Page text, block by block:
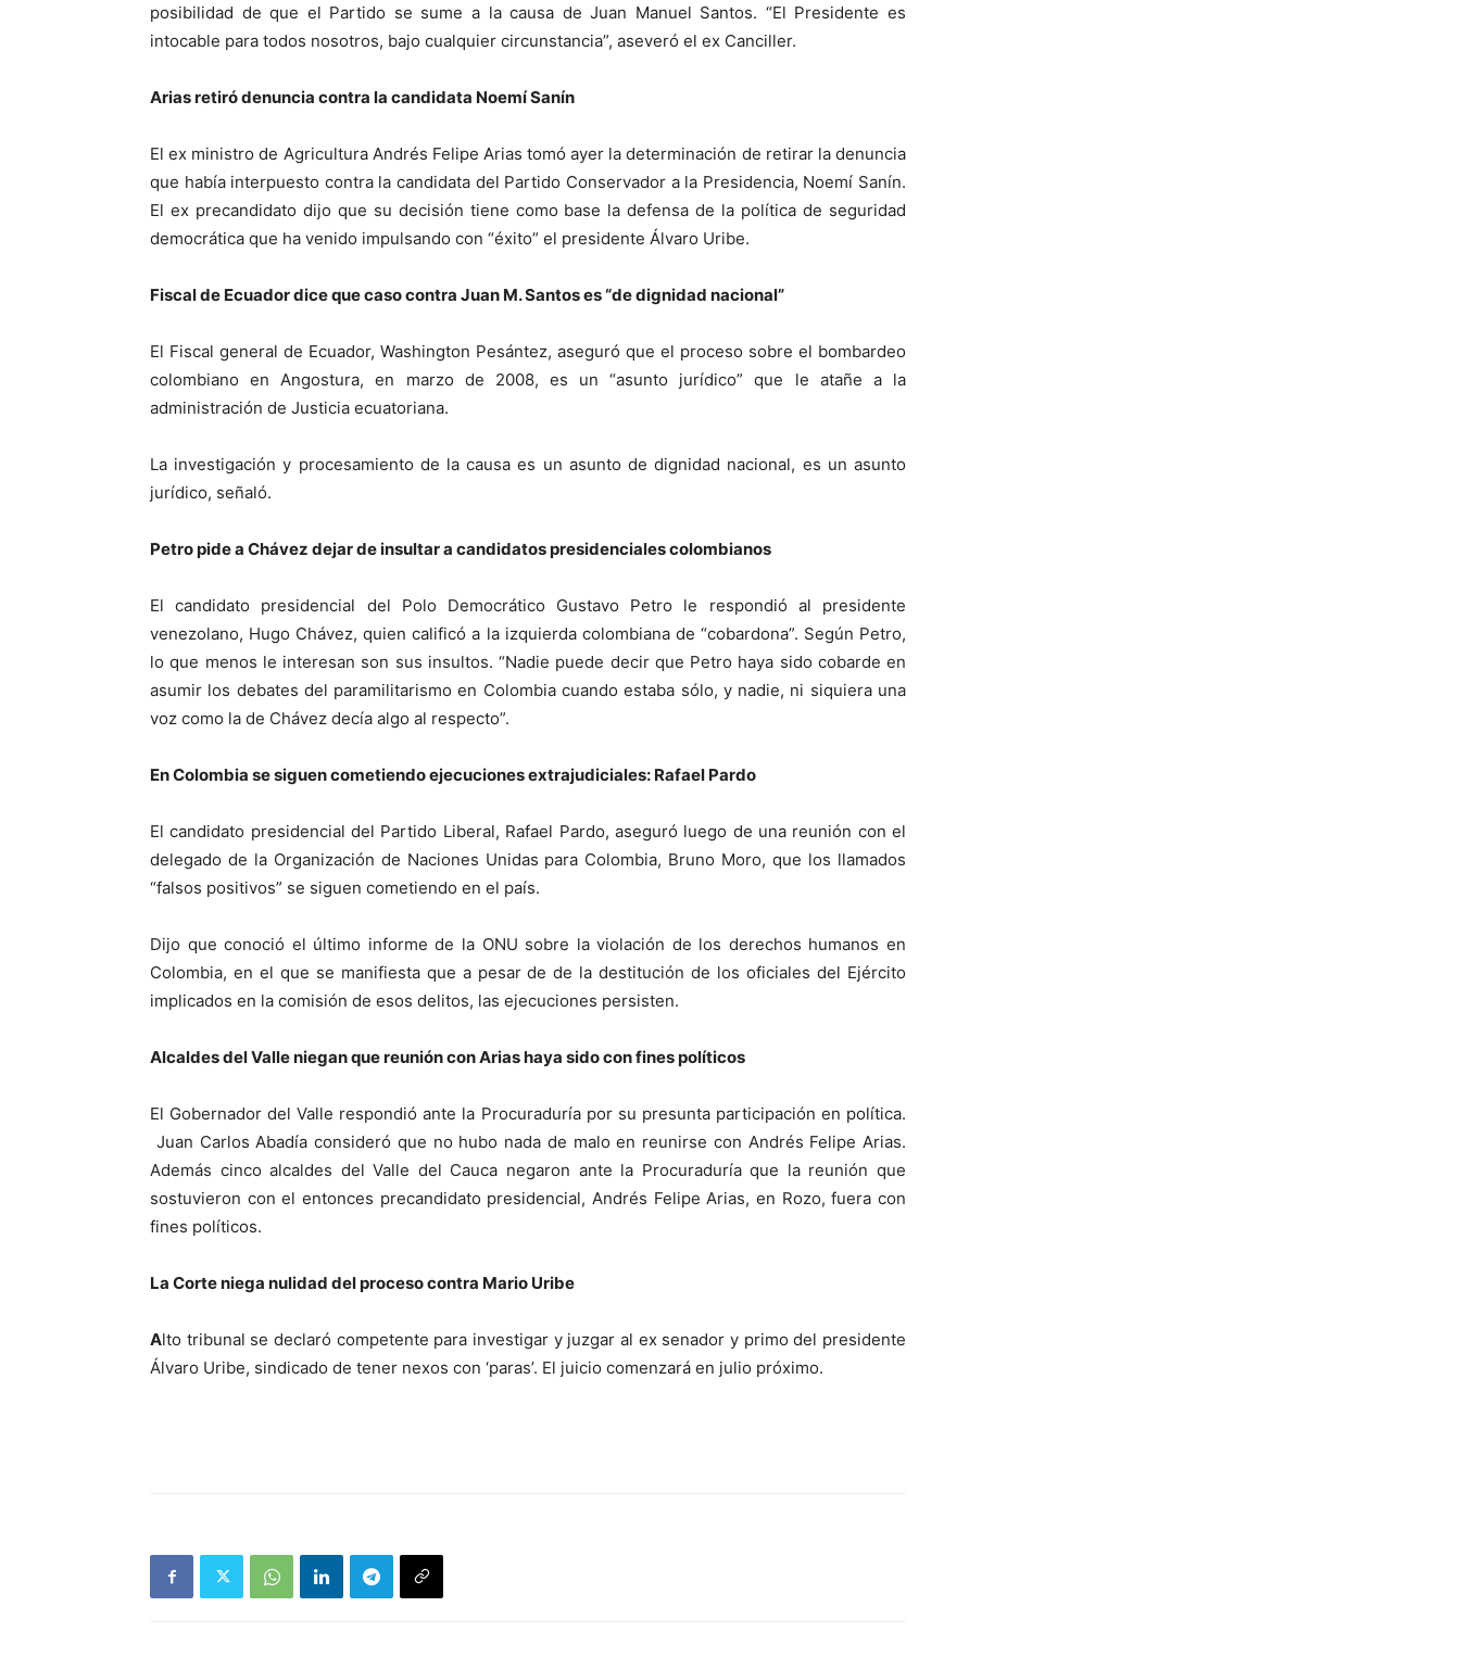
posibilidad de que el Partido se sume a la causa de Juan Manuel Santos. “El Presidente es
intocable para todos nosotros, bajo cualquier circunstancia”, aseveró el ex Canciller.
Arias retiró denuncia contra la candidata Noemí Sanín
El ex ministro de Agricultura Andrés Felipe Arias tomó ayer la determinación de retirar la denuncia
que había interpuesto contra la candidata del Partido Conservador a la Presidencia, Noemí Sanín.
El ex precandidato dijo que su decisión tiene como base la defensa de la política de seguridad
democrática que ha venido impulsando con “éxito” el presidente Álvaro Uribe.
Fiscal de Ecuador dice que caso contra Juan M. Santos es “de dignidad nacional”
El Fiscal general de Ecuador, Washington Pesántez, aseguró que el proceso sobre el bombardeo
colombiano en Angostura, en marzo de 2008, es un “asunto jurídico” que le atañe a la
administración de Justicia ecuatoriana.
La investigación y procesamiento de la causa es un asunto de dignidad nacional, es un asunto
jurídico, señaló.
Petro pide a Chávez dejar de insultar a candidatos presidenciales colombianos
El candidato presidencial del Polo Democrático Gustavo Petro le respondió al presidente
venezolano, Hugo Chávez, quien calificó a la izquierda colombiana de “cobardona”. Según Petro,
lo que menos le interesan son sus insultos. “Nadie puede decir que Petro haya sido cobarde en
asumir los debates del paramilitarismo en Colombia cuando estaba sólo, y nadie, ni siquiera una
voz como la de Chávez decía algo al respecto”.
En Colombia se siguen cometiendo ejecuciones extrajudiciales: Rafael Pardo
El candidato presidencial del Partido Liberal, Rafael Pardo, aseguró luego de una reunión con el
delegado de la Organización de Naciones Unidas para Colombia, Bruno Moro, que los llamados
“falsos positivos” se siguen cometiendo en el país.
Dijo que conoció el último informe de la ONU sobre la violación de los derechos humanos en
Colombia, en el que se manifiesta que a pesar de de la destitución de los oficiales del Ejército
implicados en la comisión de esos delitos, las ejecuciones persisten.
Alcaldes del Valle niegan que reunión con Arias haya sido con fines políticos
El Gobernador del Valle respondió ante la Procuraduría por su presunta participación en política.
Juan Carlos Abadía consideró que no hubo nada de malo en reunirse con Andrés Felipe Arias.
Además cinco alcaldes del Valle del Cauca negaron ante la Procuraduría que la reunión que
sostuvieron con el entonces precandidato presidencial, Andrés Felipe Arias, en Rozo, fuera con
fines políticos.
La Corte niega nulidad del proceso contra Mario Uribe
Alto tribunal se declaró competente para investigar y juzgar al ex senador y primo del presidente
Álvaro Uribe, sindicado de tener nexos con ‘paras’. El juicio comenzará en julio próximo.